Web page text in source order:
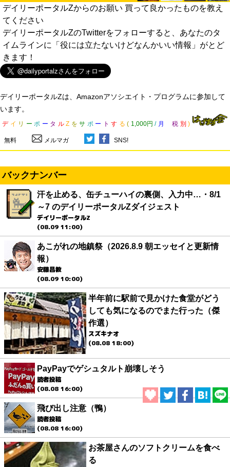
デイリーポータルZからのお願い 買って良かったものを教え
てください
デイリーポータルZのTwitterをフォローすると、あなたのタ
イムラインに「役には立たないけどなんかいい情報」がとど
きます！
デイリーポータルZは、Amazonアソシエイト・プログラムに参加して
います。
デ イ リ ー ポ ー タ ル Z を サ ポ ー ト す る ( 1,000円 / 月 税 別 )
無料 メルマガ SNS!
バックナンバー
汗を止める、缶チューハイの裏側、入力中…・8/1
～7 のデイリーポータルZダイジェスト
デイリーポータルZ
(08.09 11:00)
あこがれの地鎮祭（2026.8.9 朝エッセイと更新情
報）
安藤昌教
(08.09 10:00)
半年前に駅前で見かけた食堂がどう
しても気になるのでまた行った（傑
作選）
スズキナオ
(08.08 18:00)
PayPayでゲシュタルト崩壊しそう
読者投稿
(08.08 16:00)
飛び出し注意（鴨）
読者投稿
(08.08 16:00)
お茶屋さんのソフトクリームを食べ
る